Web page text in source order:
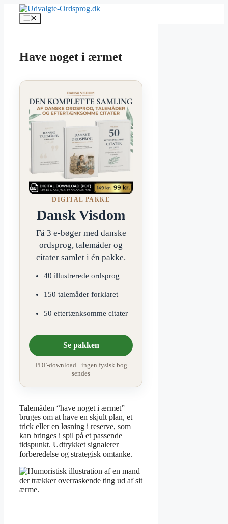
indhold
Menu
Have noget i ærmet
DIGITAL PAKKE
Dansk Visdom
Få 3 e-bøger med danske
ordsprog, talemåder og
citater samlet i én pakke.
40 illustrerede ordsprog
150 talemåder forklaret
50 eftertænksomme citater
Se pakken
PDF-download · ingen fysisk bog
sendes
Talemåden “have noget i ærmet”
bruges om at have en skjult plan, et
trick eller en løsning i reserve, som
kan bringes i spil på et passende
tidspunkt. Udtrykket signalerer
forberedelse og strategisk omtanke.